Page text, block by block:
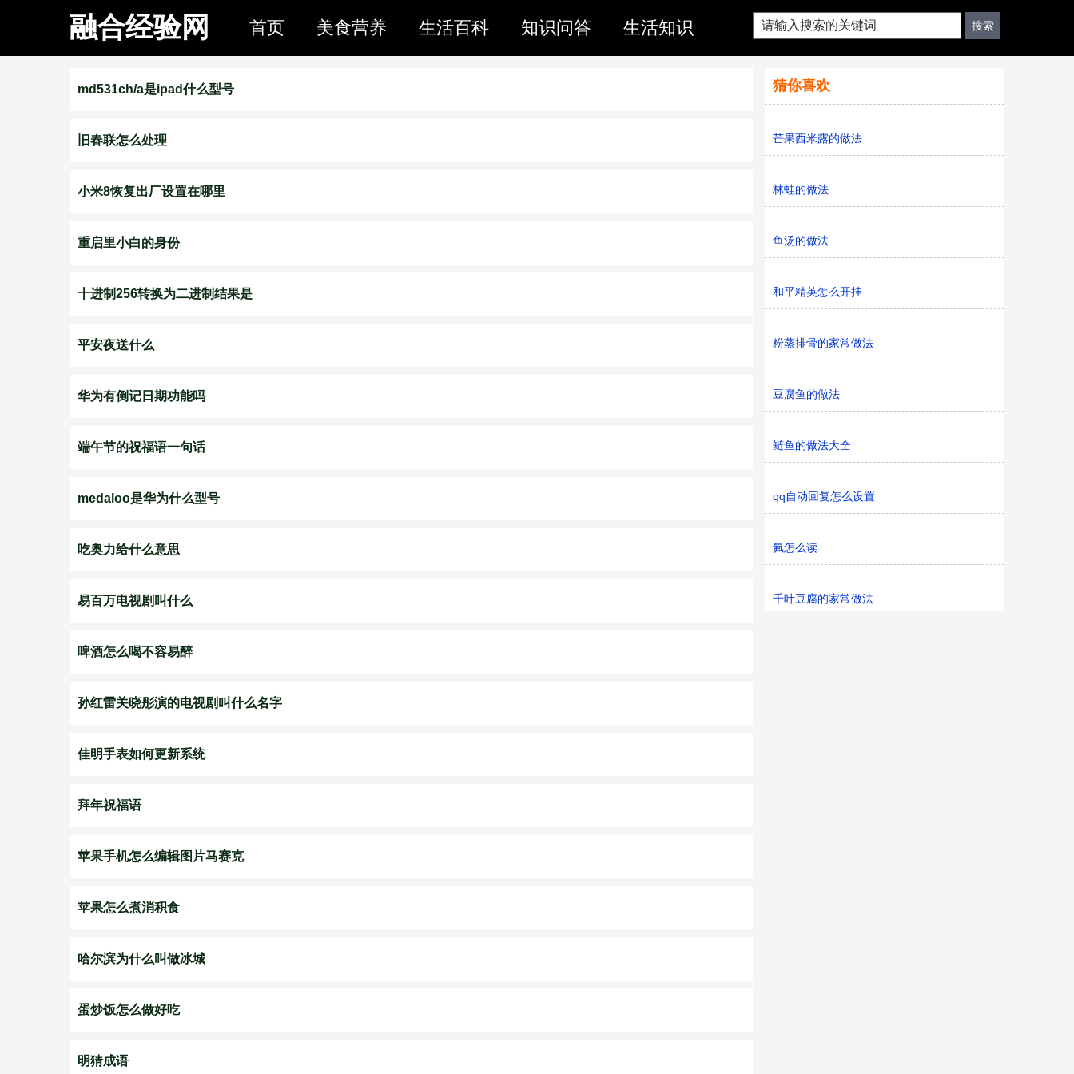
融合经验网 首页 美食营养 生活百科 知识问答 生活知识
md531ch/a是ipad什么型号
旧春联怎么处理
小米8恢复出厂设置在哪里
重启里小白的身份
十进制256转换为二进制结果是
平安夜送什么
华为有倒记日期功能吗
端午节的祝福语一句话
medaloo是华为什么型号
吃奥力给什么意思
易百万电视剧叫什么
啤酒怎么喝不容易醉
孙红雷关晓彤演的电视剧叫什么名字
佳明手表如何更新系统
拜年祝福语
苹果手机怎么编辑图片马赛克
苹果怎么煮消积食
哈尔滨为什么叫做冰城
蛋炒饭怎么做好吃
明猜成语
猜你喜欢
芒果西米露的做法
林蛙的做法
鱼汤的做法
和平精英怎么开挂
粉蒸排骨的家常做法
豆腐鱼的做法
鲢鱼的做法大全
qq自动回复怎么设置
氟怎么读
千叶豆腐的家常做法